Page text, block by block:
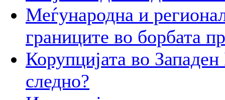
Меѓународна и
границите во борбата
Корупцијата во
следно?